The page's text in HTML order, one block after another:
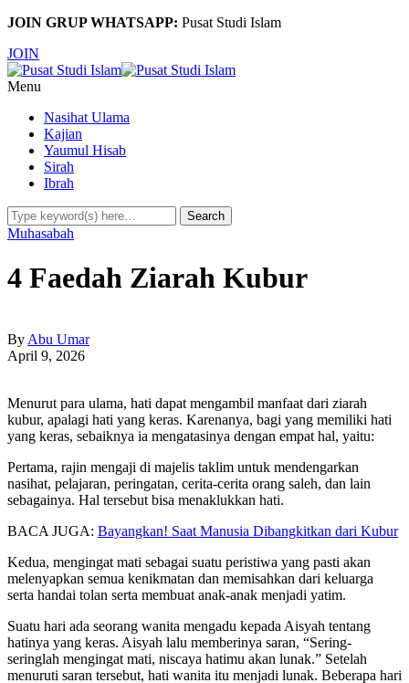
JOIN GRUP WHATSAPP: Pusat Studi Islam
JOIN
Menu
Nasihat Ulama
Kajian
Yaumul Hisab
Sirah
Ibrah
Muhasabah
4 Faedah Ziarah Kubur
By Abu Umar
April 9, 2026
Menurut para ulama, hati dapat mengambil manfaat dari ziarah
kubur, apalagi hati yang keras. Karenanya, bagi yang memiliki hati
yang keras, sebaiknya ia mengatasinya dengan empat hal, yaitu:
Pertama, rajin mengaji di majelis taklim untuk mendengarkan
nasihat, pelajaran, peringatan, cerita-cerita orang saleh, dan lain
sebagainya. Hal tersebut bisa menaklukkan hati.
BACA JUGA: Bayangkan! Saat Manusia Dibangkitkan dari Kubur
Kedua, mengingat mati sebagai suatu peristiwa yang pasti akan
melenyapkan semua kenikmatan dan memisahkan dari keluarga
serta handai tolan serta membuat anak-anak menjadi yatim.
Suatu hari ada seorang wanita mengadu kepada Aisyah tentang
hatinya yang keras. Aisyah lalu memberinya saran, “Sering-
seringlah mengingat mati, niscaya hatimu akan lunak.” Setelah
menuruti saran tersebut, hati wanita itu menjadi lunak. Beberapa hari